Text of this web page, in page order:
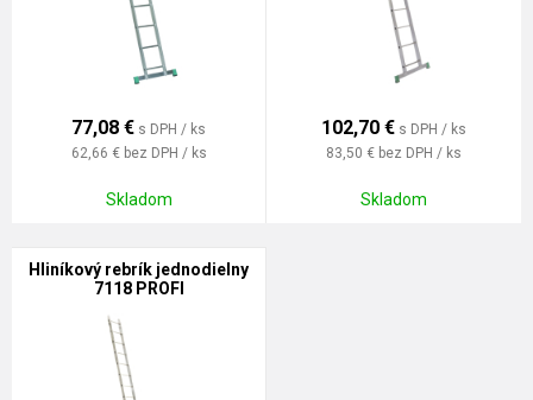
77,08 € s DPH / ks
62,66 € bez DPH / ks
Skladom
102,70 € s DPH / ks
83,50 € bez DPH / ks
Skladom
Hliníkový rebrík jednodielny
7118 PROFI